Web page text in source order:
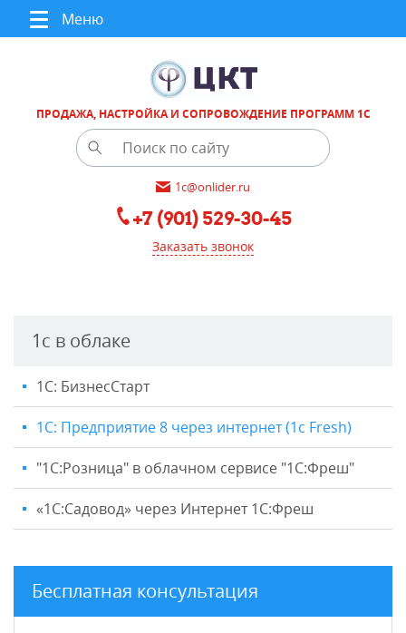
Меню
ПРОДАЖА, НАСТРОЙКА И СОПРОВОЖДЕНИЕ ПРОГРАММ 1С
1c@onlider.ru
+7 (901) 529-30-45
Заказать звонок
1с в облаке
1С: БизнесСтарт
1С: Предприятие 8 через интернет (1c Fresh)
"1C:Розница" в облачном сервисе "1С:Фреш"
«1С:Садовод» через Интернет 1С:Фреш
Бесплатная консультация